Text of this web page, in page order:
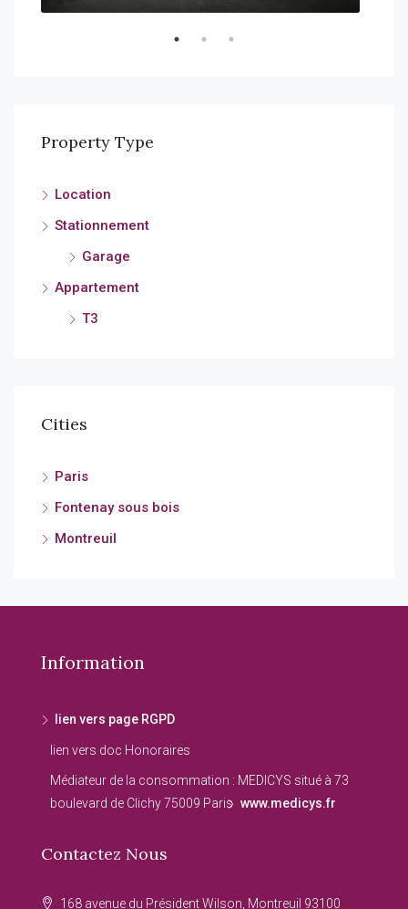
Property Type
Location
Stationnement
Garage
Appartement
T3
Cities
Paris
Fontenay sous bois
Montreuil
Information
lien vers page RGPD
lien vers doc Honoraires
Médiateur de la consommation : MEDICYS situé à 73
boulevard de Clichy 75009 Paris www.medicys.fr
Contactez Nous
168 avenue du Président Wilson, Montreuil 93100